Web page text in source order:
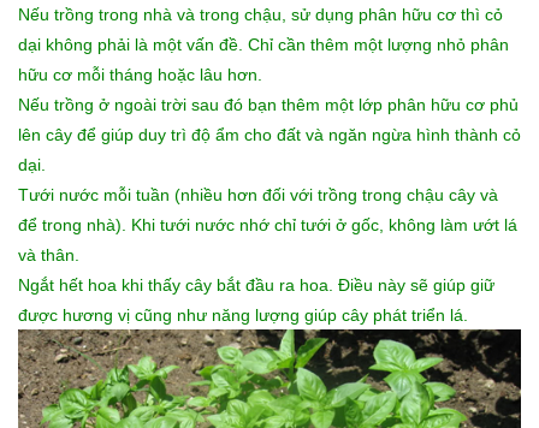
Nếu trồng trong nhà và trong chậu, sử dụng phân hữu cơ thì cỏ
dại không phải là một vấn đề. Chỉ cần thêm một lượng nhỏ phân
hữu cơ mỗi tháng hoặc lâu hơn.
Nếu trồng ở ngoài trời sau đó bạn thêm một lớp phân hữu cơ phủ
lên cây để giúp duy trì độ ẩm cho đất và ngăn ngừa hình thành cỏ
dại.
Tưới nước mỗi tuần (nhiều hơn đối với trồng trong chậu cây và
để trong nhà). Khi tưới nước nhớ chỉ tưới ở gốc, không làm ướt lá
và thân.
Ngắt hết hoa khi thấy cây bắt đầu ra hoa. Điều này sẽ giúp giữ
được hương vị cũng như năng lượng giúp cây phát triển lá.